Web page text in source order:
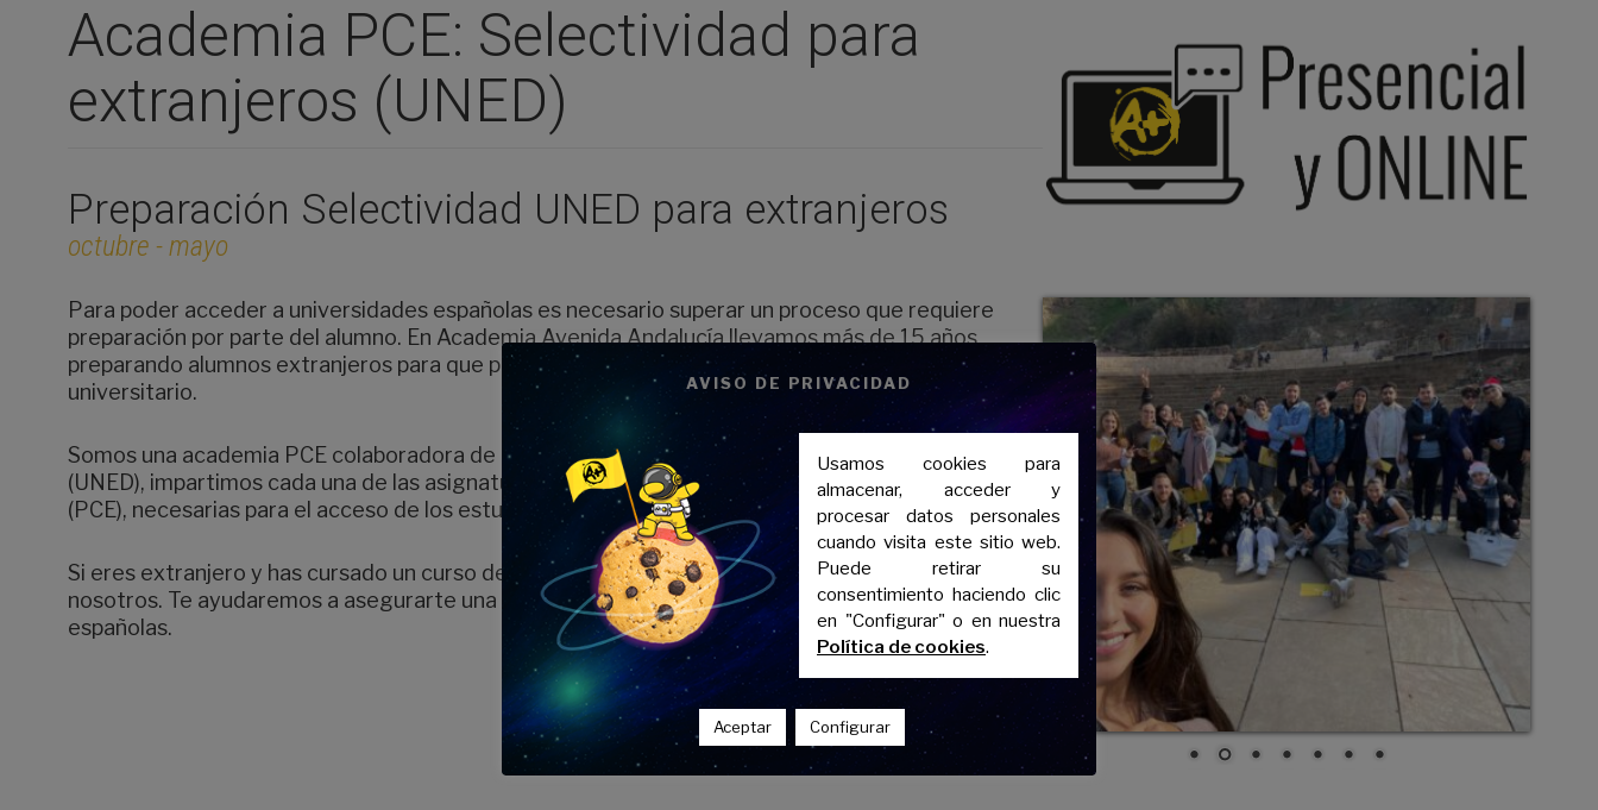
Academia PCE: Selectividad para
extranjeros (UNED)
Preparación Selectividad UNED para extranjeros
octubre - mayo
Para poder acceder a universidades españolas es necesario superar un proceso que requiere
preparación por parte del alumno. En Academia Avenida Andalucía llevamos más de 15 años
preparando alumnos extranjeros para que puedan acceder al sistema educativo español a nivel
universitario.
Somos una academia PCE colaboradora de la Universidad Nacional de Educación a Distancia
(UNED), impartimos cada una de las asignaturas de las Pruebas de Competencias Específicas
(PCE), necesarias para el acceso de los estudiantes.
Si eres extranjero y has cursado un curso de bachillerato internacional, ponte en contacto con
nosotros. Te ayudaremos a asegurarte una nota para las pruebas de acceso a universidades
españolas.
AVISO DE PRIVACIDAD
Usamos cookies para
almacenar, acceder y
procesar datos personales
cuando visita este sitio web.
Puede retirar su
consentimiento haciendo clic
en "Configurar" o en nuestra
Política de cookies.
Aceptar Configurar